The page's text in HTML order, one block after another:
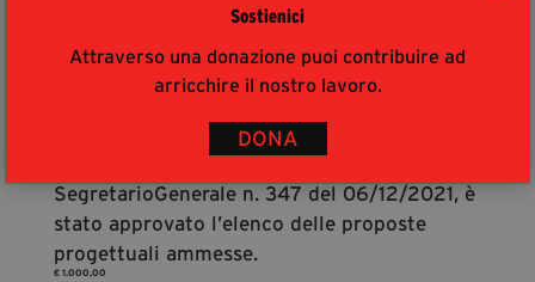
Sostienici
Attraverso una donazione puoi contribuire ad
arricchire il nostro lavoro.
DONA
“Interventi a sostegno di eventi e iniziative
di natura culturale nella provinciadi
Catanzaro” Edizione invernale –
riferimento all’Avviso di cui all’oggetto, si
rende noto che, con Determinazione del
SegretarioGenerale n. 347 del 06/12/2021, è
stato approvato l’elenco delle proposte
progettuali ammesse.
€ 1.000,00